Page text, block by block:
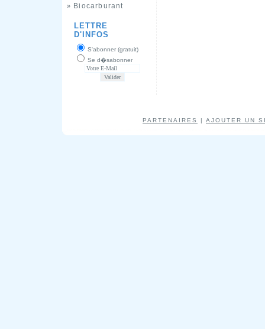
» Biocarburant
LETTRE
D'INFOS
S'abonner (gratuit)
Se d�sabonner
PARTENAIRES | AJOUTER UN